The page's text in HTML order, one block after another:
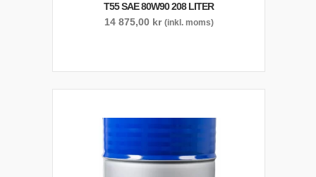
T55 SAE 80W90 208 LITER
14 875,00 kr (inkl. moms)